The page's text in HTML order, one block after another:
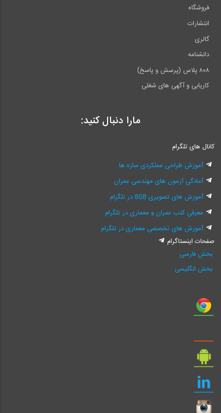
فروشگاه
انتشارات
گالری
دانشنامه
۸۰۸ پلاس (پرسش و پاسخ)
کاریابی و آگهی های شغلی
مارا دنبال کنید:
کانال های تلگرام
آموزش طراحی عملکردی سازه ها
آمادگی آزمون های مهندسی عمران
آموزش های تصویری 808 در تلگرام
معرفی کتب عمران و معماری در تلگرام
آموزش های تخصصی معماری در تلگرام
صفحات اینستاگرام
بخش فارسی
بخش انگلیسی